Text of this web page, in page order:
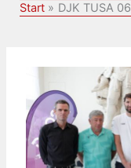
Start DJK TUSA 06